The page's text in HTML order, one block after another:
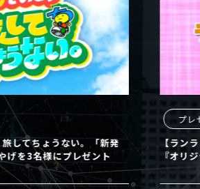
旅してちょうない。「新発
げを3名様にプレゼント
プレ
【ラン
『オリ